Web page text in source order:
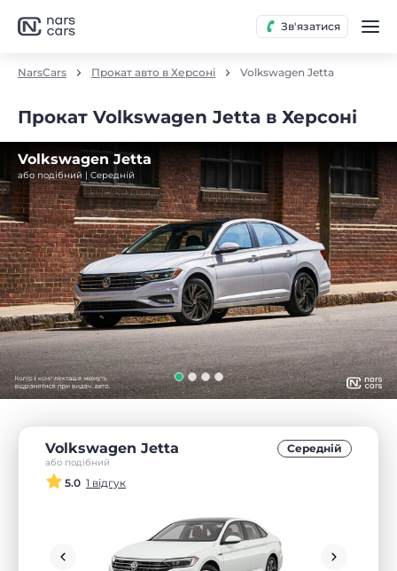
Зв'язатися
NarsCars Прокат авто в Херсоні Volkswagen Jetta
Прокат Volkswagen Jetta в Херсоні
Volkswagen Jetta
або подібний | Середнiй
Volkswagen Jetta
або подібний
Середнiй
5.0 1 відгук